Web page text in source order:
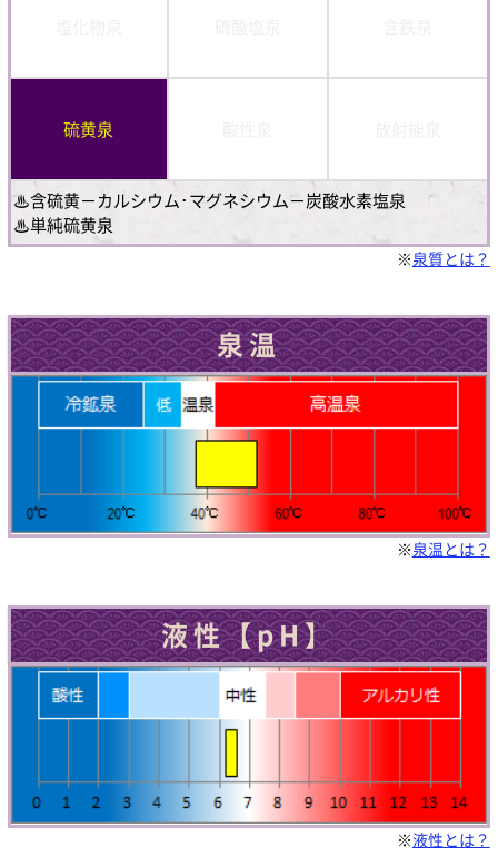
硫黄泉
♨含硫黄－カルシウム･マグネシウム－炭酸水素塩泉
♨単純硫黄泉
※泉質とは？
泉温
※泉温とは？
液性【pH】
※液性とは？